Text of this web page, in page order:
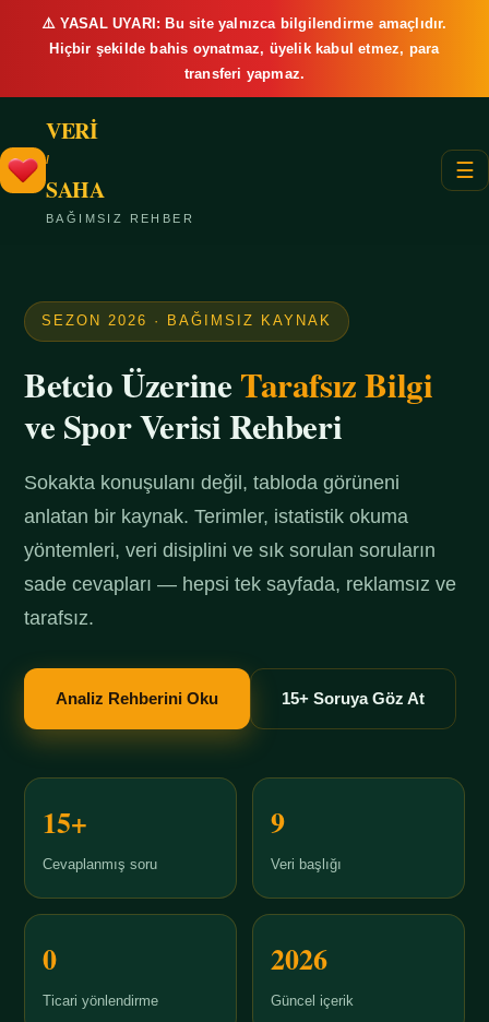
⚠️ YASAL UYARI: Bu site yalnızca bilgilendirme amaçlıdır.
Hiçbir şekilde bahis oynatmaz, üyelik kabul etmez, para
transferi yapmaz.
VERİ
/
SAHA
BAĞIMSIZ REHBER
☰
SEZON 2026 · BAĞIMSIZ KAYNAK
Betcio ÜzerineTarafsız Bilgi
ve Spor Verisi Rehberi
Sokakta konuşulanı değil, tabloda görüneni
anlatan bir kaynak. Terimler, istatistik okuma
yöntemleri, veri disiplini ve sık sorulan soruların
sade cevapları — hepsi tek sayfada, reklamsız ve
tarafsız.
Analiz Rehberini Oku 15+ Soruya Göz At
15+
Cevaplanmış soru
9
Veri başlığı
0
Ticari yönlendirme
2026
Güncel içerik